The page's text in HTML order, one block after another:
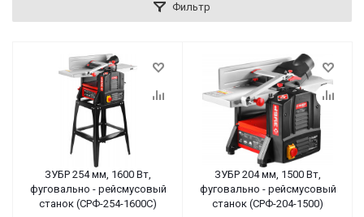
Фильтр
ЗУБР 254 мм, 1600 Вт,
фуговально - рейсмусовый
станок (СРФ-254-1600С)
ЗУБР 204 мм, 1500 Вт,
фуговально - рейсмусовый
станок (СРФ-204-1500)